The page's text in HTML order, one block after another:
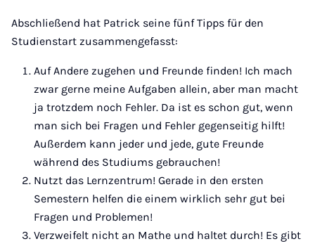
Abschließend hat Patrick seine fünf Tipps für den
Studienstart zusammengefasst:
Auf Andere zugehen und Freunde finden! Ich mach
zwar gerne meine Aufgaben allein, aber man macht
ja trotzdem noch Fehler. Da ist es schon gut, wenn
man sich bei Fragen und Fehler gegenseitig hilft!
Außerdem kann jeder und jede, gute Freunde
während des Studiums gebrauchen!
Nutzt das Lernzentrum! Gerade in den ersten
Semestern helfen die einem wirklich sehr gut bei
Fragen und Problemen!
Verzweifelt nicht an Mathe und haltet durch! Es gibt